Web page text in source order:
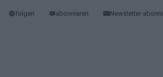
folgen abonnieren Newsletter